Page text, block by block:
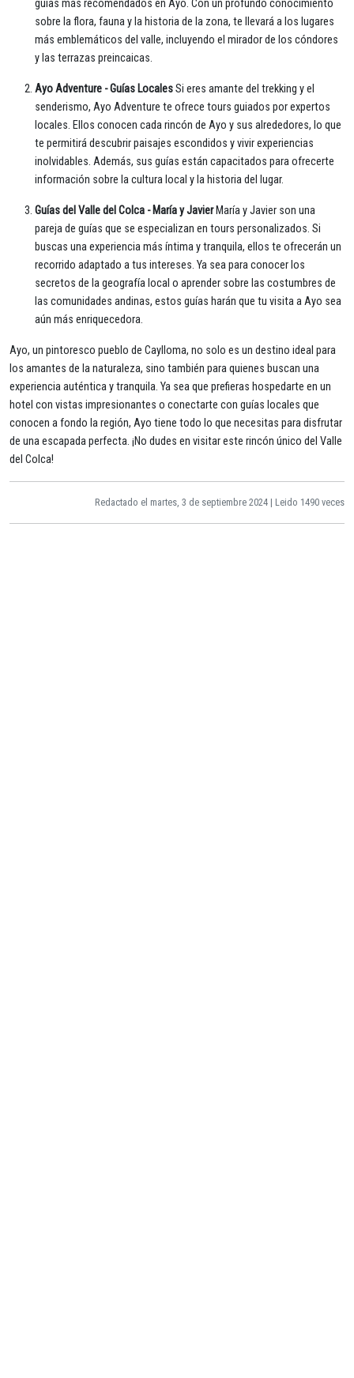
guías más recomendados en Ayo. Con un profundo conocimiento
sobre la flora, fauna y la historia de la zona, te llevará a los lugares
más emblemáticos del valle, incluyendo el mirador de los cóndores
y las terrazas preincaicas.
Ayo Adventure - Guías LocalesSi eres amante del trekking y el
senderismo, Ayo Adventure te ofrece tours guiados por expertos
locales. Ellos conocen cada rincón de Ayo y sus alrededores, lo que
te permitirá descubrir paisajes escondidos y vivir experiencias
inolvidables. Además, sus guías están capacitados para ofrecerte
información sobre la cultura local y la historia del lugar.
Guías del Valle del Colca - María y JavierMaría y Javier son una
pareja de guías que se especializan en tours personalizados. Si
buscas una experiencia más íntima y tranquila, ellos te ofrecerán un
recorrido adaptado a tus intereses. Ya sea para conocer los
secretos de la geografía local o aprender sobre las costumbres de
las comunidades andinas, estos guías harán que tu visita a Ayo sea
aún más enriquecedora.
Ayo, un pintoresco pueblo de Caylloma, no solo es un destino ideal para
los amantes de la naturaleza, sino también para quienes buscan una
experiencia auténtica y tranquila. Ya sea que prefieras hospedarte en un
hotel con vistas impresionantes o conectarte con guías locales que
conocen a fondo la región, Ayo tiene todo lo que necesitas para disfrutar
de una escapada perfecta. ¡No dudes en visitar este rincón único del Valle
del Colca!
Redactado el martes, 3 de septiembre 2024 | Leido 1490 veces